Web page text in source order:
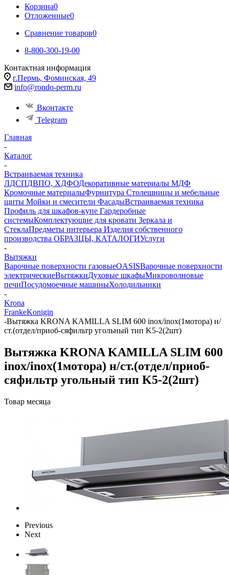
Корзина0
Отложенные0
Сравнение товаров0
8-800-300-19-00
Контактная информация
г.Пермь, Фоминская, 49
info@rondo-perm.ru
Вконтакте
Telegram
Главная
-
Каталог
-
Встраиваемая техника
ЛДСПДВПО, ХДФОДекоративные материалы МДФ
Кромочные материалыФурнитура Столешницы и мебельные
щиты Мойки и смесители ФасадыВстраиваемая техника
Профиль для шкафов-купе Гардеробные
системыКомплектующие для кровати Зеркала и
СтеклаПредметы интерьера Изделия собственного
производства ОБРАЗЦЫ, КАТАЛОГИУслуги
-
Вытяжки
Варочные поверхности газовыеOASISВарочные поверхности
электрическиеВытяжкиДуховые шкафыМикроволновые
печиПосудомоечные машиныХолодильники
-
Krona
FrankeKonigin
-Вытяжка KRONA KAMILLA SLIM 600 inox/inox(1мотора) н/
ст.(отдел/приоб-сяфильтр угольный тип K5-2(2шт)
Вытяжка KRONA KAMILLA SLIM 600
inox/inox(1мотора) н/ст.(отдел/приоб-
сяфильтр угольный тип K5-2(2шт)
Товар месяца
Previous
Next